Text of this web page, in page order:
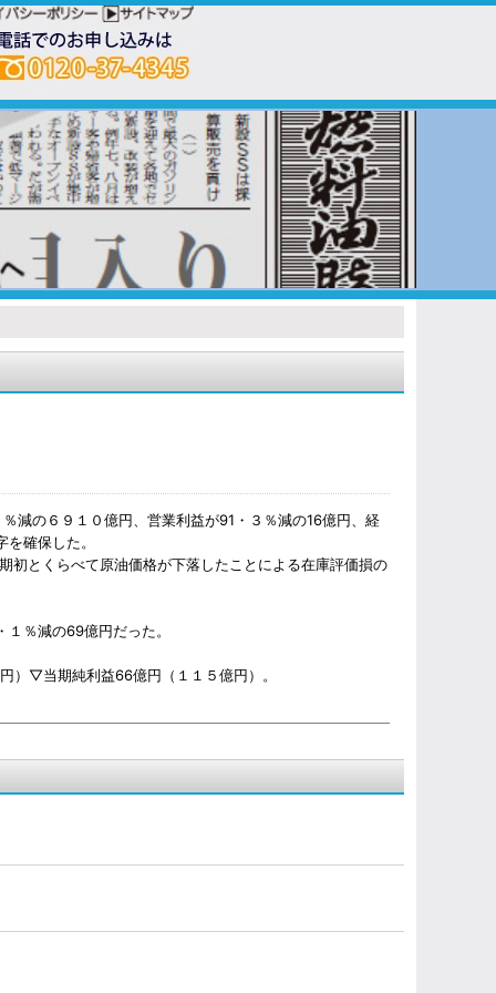
の６９１０億円、営業利益が91・３％減の16億円、経
確保した。
とくらべて原油価格が下落したことによる在庫評価損の
％減の69億円だった。
▽当期純利益66億円（１１５億円）。